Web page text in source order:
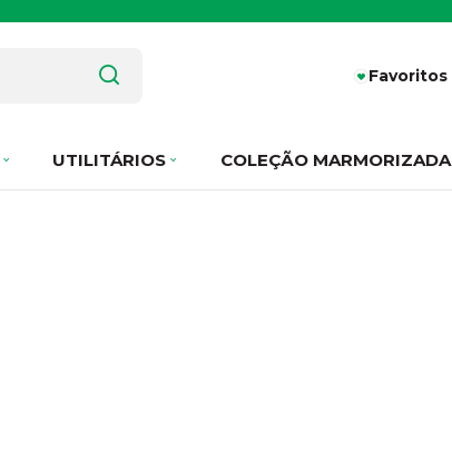
Favoritos
UTILITÁRIOS COLEÇÃO MARMORIZADA